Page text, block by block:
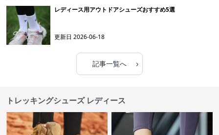
レディース用アウトドアシューズおすすめ5選
更新日2026-06-18
記事一覧へ ›
トレッキングシューズ レディース